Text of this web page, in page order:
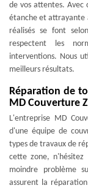
de vos attentes. Avec
étanche et attrayante
réalisés se font
respectent les
interventions. Nous
meilleurs résultats.
Réparation de
MD Couverture
L'entreprise MD
d'une équipe de
types de travaux de
cette zone,
moindre problème
assurent la